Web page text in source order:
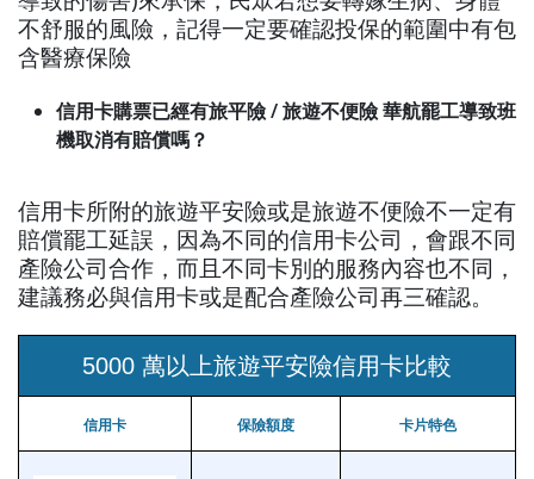
不舒服的風險，記得一定要確認投保的範圍中有包
含醫療保險
信用卡購票已經有旅平險 / 旅遊不便險 華航罷工導致班
機取消有賠償嗎？
信用卡所附的旅遊平安險或是旅遊不便險不一定有
賠償罷工延誤，因為不同的信用卡公司，會跟不同
產險公司合作，而且不同卡別的服務內容也不同，
建議務必與信用卡或是配合產險公司再三確認。
5000 萬以上旅遊平安險信用卡比較
信用卡 保險額度 卡片特色